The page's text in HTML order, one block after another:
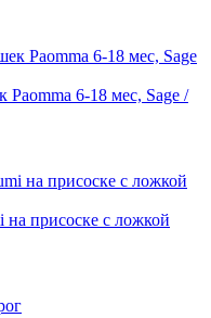
6-18 мес, Sage /
присоске с ложкой